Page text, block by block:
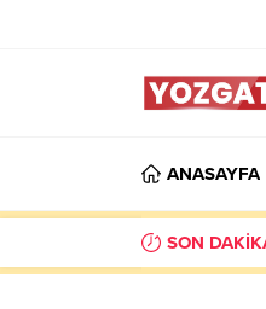
ANASAYFA
SON